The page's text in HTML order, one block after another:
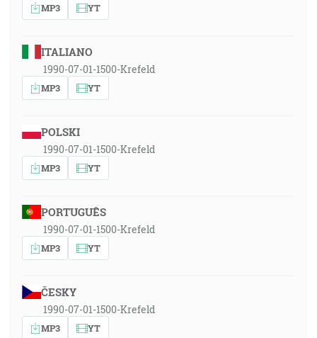
MP3 YT
ITALIANO
1990-07-01-1500-Krefeld
MP3 YT
POLSKI
1990-07-01-1500-Krefeld
MP3 YT
PORTUGUÊS
1990-07-01-1500-Krefeld
MP3 YT
ČESKY
1990-07-01-1500-Krefeld
MP3 YT